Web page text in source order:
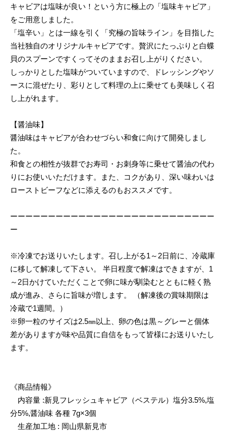
キャビアは塩味が良い！という方に極上の「塩味キャビア」
をご用意しました。
「塩辛い」とは一線を引く「究極の旨味ライン」を目指した
当社独自のオリジナルキャビアです。贅沢にたっぷりと白蝶
貝のスプーンですくってそのままお召し上がりください。
しっかりとした塩味がついていますので、ドレッシングやソ
ースに混ぜたり、彩りとして料理の上に乗せても美味しく召
し上がれます。
【醤油味】
醤油味はキャビアが合わせづらい和食に向けて開発しまし
た。
和食との相性が抜群でお寿司・お刺身等に乗せて醤油の代わ
りにお使いいただけます。また、コクがあり、深い味わいは
ローストビーフなどに添えるのもおススメです。
ーーーーーーーーーーーーーーーーーーーーーーーーーーー
ー
※冷凍でお送りいたします。召し上がる1～2日前に、冷蔵庫
に移して解凍して下さい。 半日程度で解凍はできますが、1
～2日かけていただくことで卵に味が馴染むとともに軽く熟
成が進み、さらに旨味が増します。 （解凍後の賞味期限は
冷蔵で1週間。）
※卵一粒のサイズは2.5㎜以上、卵の色は黒～グレーと個体
差がありますが味や品質に自信をもって皆様にお送りいたし
ます。
《商品情報》
内容量 :新見フレッシュキャビア（ベステル）塩分3.5%,塩
分5%,醤油味 各種 7g×3個
生産加工地 : 岡山県新見市